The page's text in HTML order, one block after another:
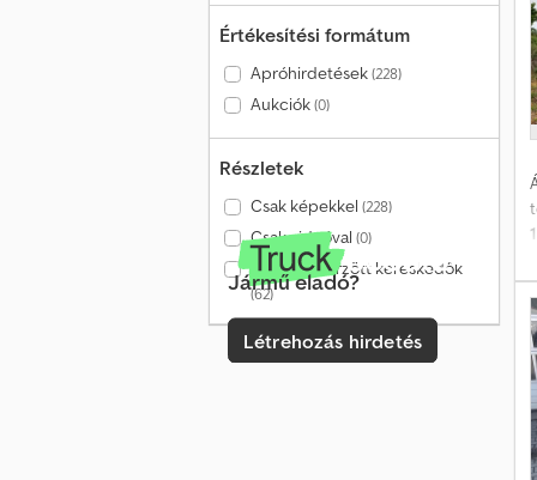
Értékesítési formátum
Apróhirdetések(228)
Aukciók(0)
Részletek
Csak képekkel (228)
Csak videóval (0)
Csak ellenőrzött kereskedők
(62)
Jármű eladó?
Létrehozás hirdetés